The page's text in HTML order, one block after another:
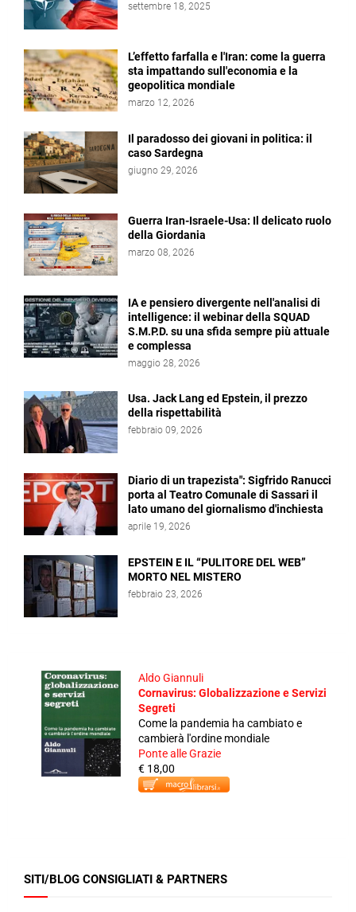
settembre 18, 2025
L’effetto farfalla e l'Iran: come la guerra
sta impattando sull'economia e la
geopolitica mondiale
marzo 12, 2026
Il paradosso dei giovani in politica: il
caso Sardegna
giugno 29, 2026
Guerra Iran-Israele-Usa: Il delicato ruolo
della Giordania
marzo 08, 2026
IA e pensiero divergente nell'analisi di
intelligence: il webinar della SQUAD
S.M.P.D. su una sfida sempre più attuale
e complessa
maggio 28, 2026
Usa. Jack Lang ed Epstein, il prezzo
della rispettabilità
febbraio 09, 2026
Diario di un trapezista": Sigfrido Ranucci
porta al Teatro Comunale di Sassari il
lato umano del giornalismo d'inchiesta
aprile 19, 2026
EPSTEIN E IL “PULITORE DEL WEB”
MORTO NEL MISTERO
febbraio 23, 2026
Aldo Giannuli
Cornavirus: Globalizzazione e Servizi
Segreti
Come la pandemia ha cambiato e
cambierà l'ordine mondiale
Ponte alle Grazie
€ 18,00
SITI/BLOG CONSIGLIATI & PARTNERS